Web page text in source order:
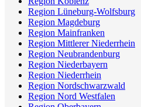
Region Lüneburg-Wolfsburg
Region Magdeburg
Region Mainfranken
Region Mittlerer Niederrhein
Region Neubrandenburg
Region Niederbayern
Region Niederrhein
Region Nordschwarzwald
Region Nord Westfalen